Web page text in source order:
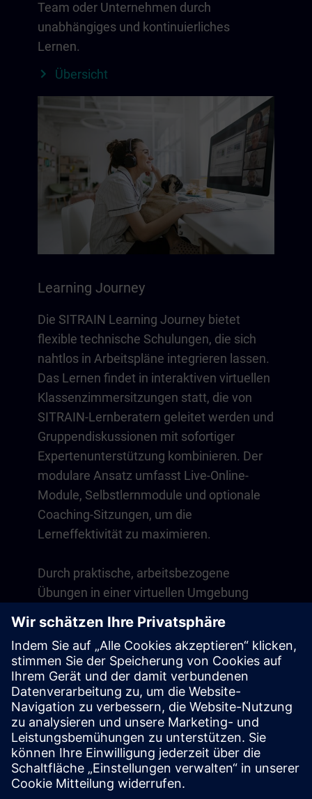
Team oder Unternehmen durch
unabhängiges und kontinuierliches
Lernen.
Übersicht
Learning Journey
Die SITRAIN Learning Journey bietet
flexible technische Schulungen, die sich
nahtlos in Arbeitspläne integrieren lassen.
Das Lernen findet in interaktiven virtuellen
Klassenzimmersitzungen statt, die von
SITRAIN-Lernberatern geleitet werden und
Gruppendiskussionen mit sofortiger
Expertenunterstützung kombinieren. Der
modulare Ansatz umfasst Live-Online-
Module, Selbstlernmodule und optionale
Coaching-Sitzungen, um die
Lerneffektivität zu maximieren.
Durch praktische, arbeitsbezogene
Übungen in einer virtuellen Umgebung
Ihrem Arbeitsalltag anwendbar sind. Das
Lernen geht über den Kurs hinaus mit
einer einjährigen Mitgliedschaft auf
unserer digitalen Lernplattform SITRAIN
access.
Übersicht